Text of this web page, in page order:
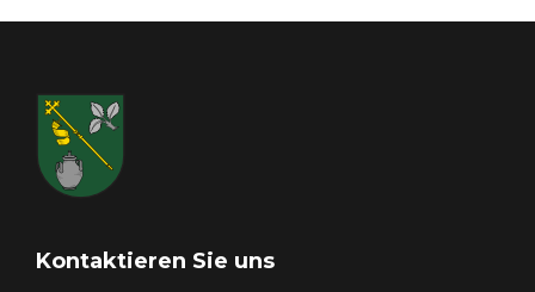
Kontaktieren Sie uns